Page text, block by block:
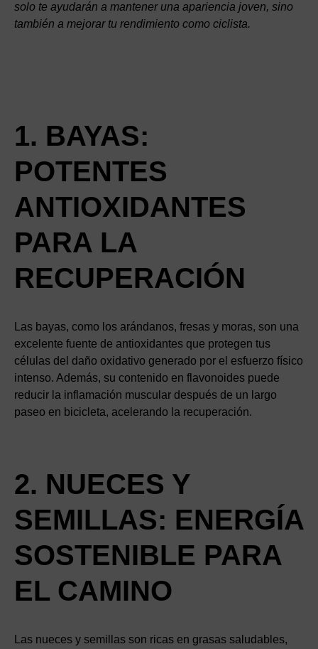
solo te ayudarán a mantener una apariencia joven, sino
también a mejorar tu rendimiento como ciclista.
1. BAYAS:
POTENTES
ANTIOXIDANTES
PARA LA
RECUPERACIÓN
Las bayas, como los arándanos, fresas y moras, son una
excelente fuente de antioxidantes que protegen tus
células del daño oxidativo generado por el esfuerzo físico
intenso. Además, su contenido en flavonoides puede
reducir la inflamación muscular después de un largo
paseo en bicicleta, acelerando la recuperación.
2. NUECES Y
SEMILLAS: ENERGÍA
SOSTENIBLE PARA
EL CAMINO
Las nueces y semillas son ricas en grasas saludables,